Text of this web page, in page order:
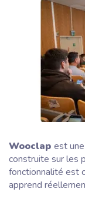
Wooclap est
construite sur les
fonctionnalité est
apprend